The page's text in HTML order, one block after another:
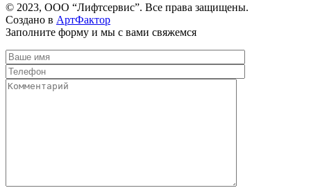
© 2023, ООО “Лифтсервис”. Все права защищены.
Создано в АртФактор
Заполните форму и мы с вами свяжемся